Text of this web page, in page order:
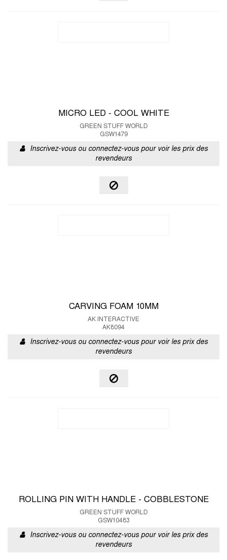
MICRO LED - COOL WHITE
GREEN STUFF WORLD
GSW1479
Inscrivez-vous ou connectez-vous pour voir les prix des
revendeurs
CARVING FOAM 10MM
AK INTERACTIVE
AK8094
Inscrivez-vous ou connectez-vous pour voir les prix des
revendeurs
ROLLING PIN WITH HANDLE - COBBLESTONE
GREEN STUFF WORLD
GSW10483
Inscrivez-vous ou connectez-vous pour voir les prix des
revendeurs